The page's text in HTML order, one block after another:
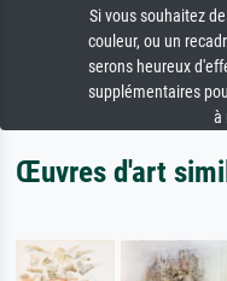
Si vous souhaitez
couleur, ou un
serons heureux
supplémentaires
à
Œuvres d'art